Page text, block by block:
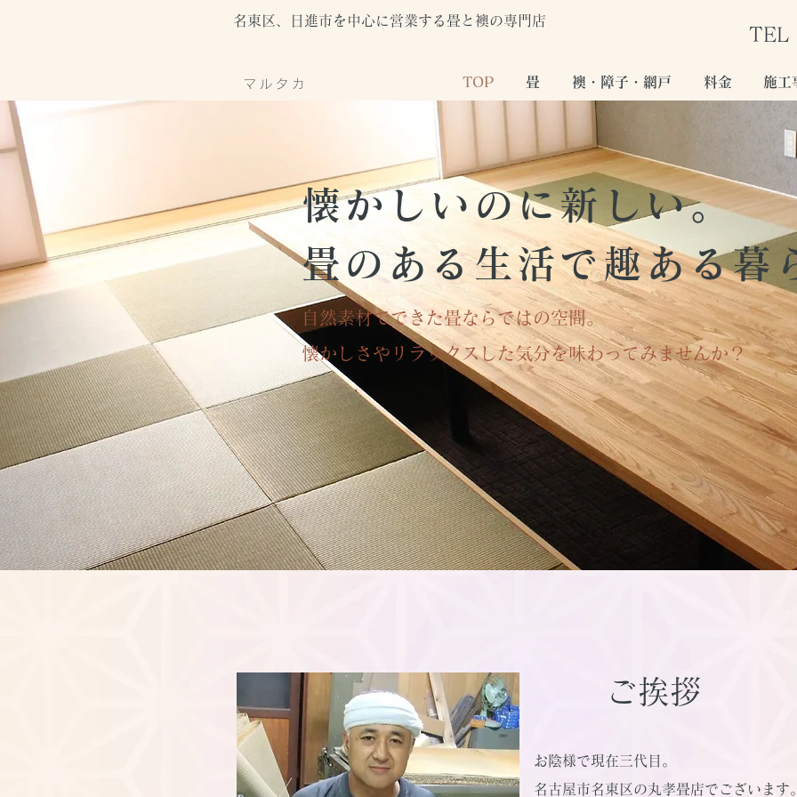
名東区、日進市を中心に営業する畳と襖の専門店
マルタカ
TEL
TOP 畳 襖・障子・網戸 料金 施工
懐かしいのに新しい。
畳のある生活で趣ある暮
自然素材でできた畳ならではの空間。
懐かしさやリラックスした気分を味わってみませんか？
ご挨拶
お陰様で現在三代目。
名古屋市名東区の丸孝畳店でございます